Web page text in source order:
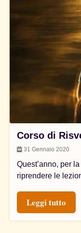
Corso di
31 Gennaio 2020
Quest’anno, per
riprendere le
Leggi tutto